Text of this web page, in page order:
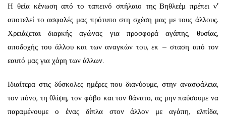
Η θεία κένωση από το ταπεινό σπήλαιο της Βηθλεέμ πρέπει ν’
αποτελεί το ασφαλές μας πρότυπο στη σχέση μας με τους άλλους.
Χρειάζεται διαρκής αγώνας για προσφορά αγάπης, θυσίας,
αποδοχής του άλλου και των αναγκών του, εκ – σταση από τον
εαυτό μας για χάρη των άλλων.
Ιδιαίτερα στις δύσκολες ημέρες που διανύουμε, στην ανασφάλεια,
τον πόνο, τη θλίψη, τον φόβο και τον θάνατο, ας μην παύσουμε να
παραμένουμε ο ένας δίπλα στον άλλον με αγάπη, ελπίδα,